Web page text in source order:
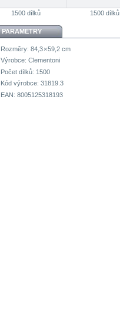
1500 dílků 1500 dílků
PARAMETRY
Rozměry: 84,3 × 59,2 cm
Výrobce: Clementoni
Počet dílků: 1500
Kód výrobce: 31819.3
EAN: 8005125318193